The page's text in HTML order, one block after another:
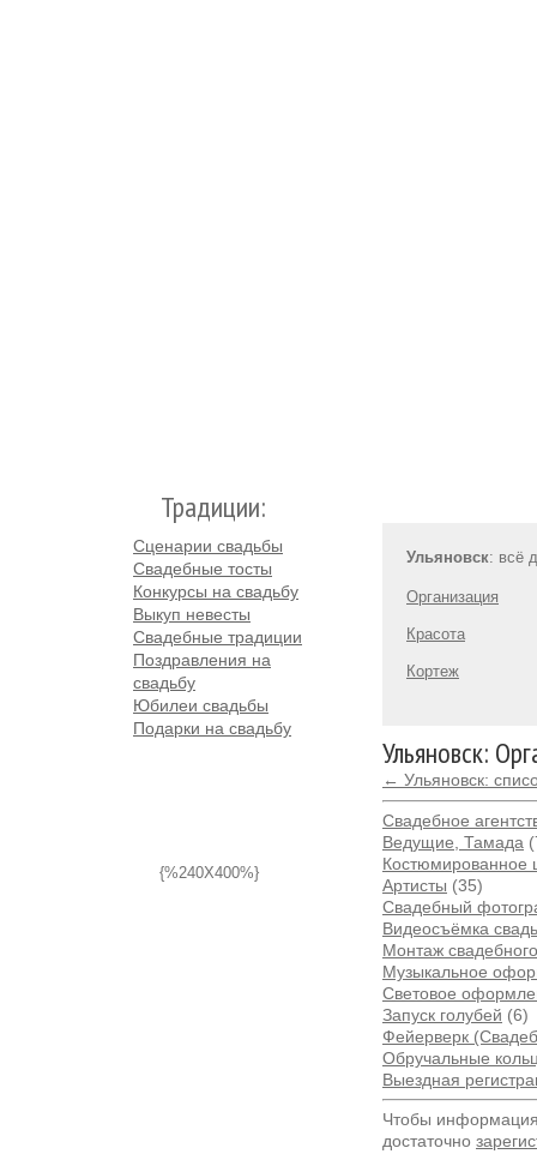
Традиции:
Сценарии свадьбы
Свадебные тосты
Конкурсы на свадьбу
Выкуп невесты
Свадебные традиции
Поздравления на
свадьбу
Юбилеи свадьбы
Подарки на свадьбу
{%240X400%}
Ульяновск: всё
Организация
Красота
Кортеж
Ульяновск:
← Ульяновск:
Свадебное
Ведущие, Тамада
Костюмированное
Артисты (35)
Свадебный
Видеосъёмка
Монтаж
Музыкальное
Световое
Запуск голубей (6)
Фейерверк
Обручальные
Выездная
Чтобы
достаточно